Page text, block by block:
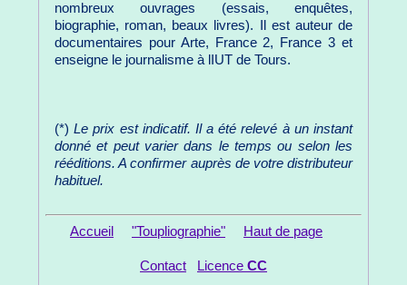
nombreux ouvrages (essais, enquêtes,
biographie, roman, beaux livres). Il est auteur de
documentaires pour Arte, France 2, France 3 et
enseigne le journalisme à lIUT de Tours.
(*)Le prix est indicatif. Il a été relevé à un instant
donné et peut varier dans le temps ou selon les
rééditions. A confirmer auprès de votre distributeur
habituel.
Accueil "Toupliographie" Haut de page
Contact Licence CC